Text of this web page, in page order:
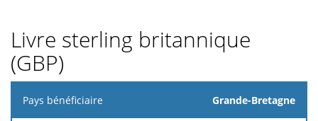
Accepté
pour
exécution
Livre sterling britannique
(GBP)
Pays
Grande-Bretagne